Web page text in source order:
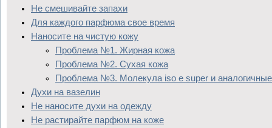
Не смешивайте запахи
Для каждого парфюма свое время
Наносите на чистую кожу
Проблема №1. Жирная кожа
Проблема №2. Сухая кожа
Проблема №3. Молекула iso e super и аналогичные
Духи на вазелин
Не наносите духи на одежду
Не растирайте парфюм на коже